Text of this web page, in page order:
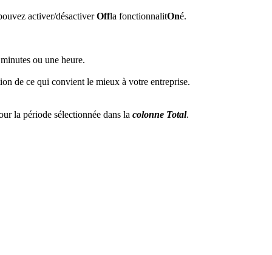
activer/désactiverOffla fonctionnalitOné.
ou une heure.
de ce qui convient le mieux à votre entreprise.
la période sélectionnée dans la colonne Total.